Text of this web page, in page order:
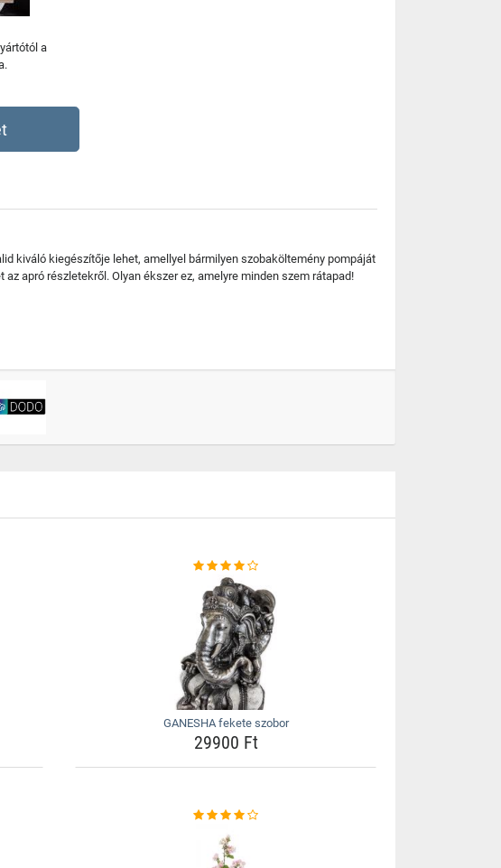
a
kiváló kiegészítője lehet, amellyel bármilyen szobaköltemény pompáját
apró részletekről. Olyan ékszer ez, amelyre minden szem rátapad!
GANESHA fekete szobor
29900 Ft